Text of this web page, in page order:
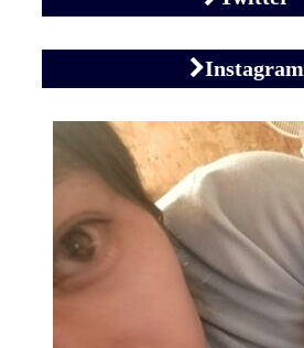
Instagram